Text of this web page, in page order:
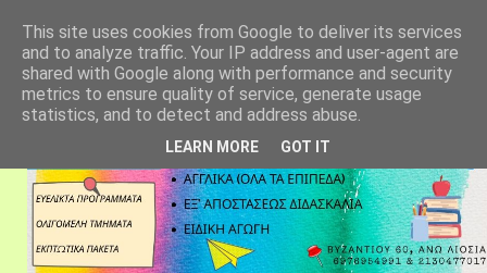
This site uses cookies from Google to deliver its services
and to analyze traffic. Your IP address and user-agent are
shared with Google along with performance and security
metrics to ensure quality of service, generate usage
statistics, and to detect and address abuse.
LEARN MORE GOT IT